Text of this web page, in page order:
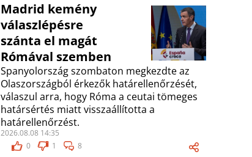
Madrid kemény
válaszlépésre
szánta el magát
Rómával szemben
Spanyolország szombaton megkezdte az
Olaszországból érkezők határellenőrzését,
válaszul arra, hogy Róma a ceutai tömeges
határsértés miatt visszaállította a
határellenőrzést.
2026.08.08 14:35
0
1 8